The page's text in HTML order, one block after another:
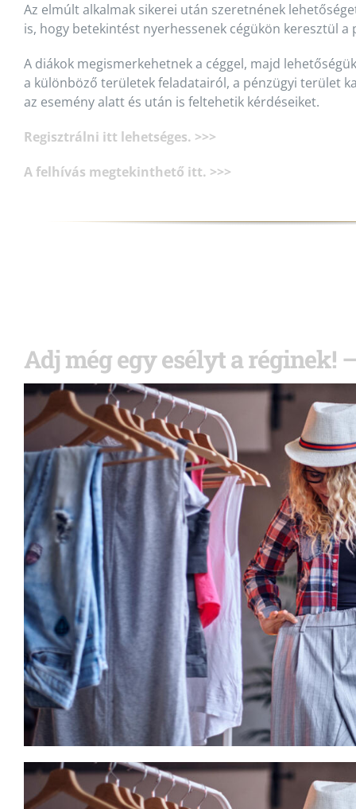
Az elmúlt alkalmak sikerei után szeretnének
is, hogy betekintést nyerhessenek cégükön keresztül a
A diákok megismerkehetnek a céggel, majd
a különböző területek feladatairól, a pénzügyi terület
az esemény alatt és után is feltehetik kérdéseiket.
Regisztrálni itt lehetséges. >>>
A felhívás megtekinthető itt. >>>
Adj még egy esélyt a réginek!